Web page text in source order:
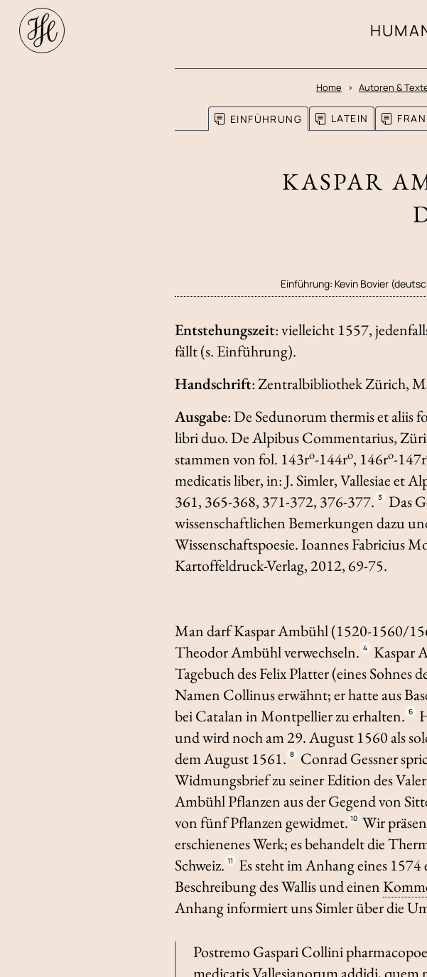
Home Autoren &
EINFÜHRUNG LATEIN
KASPAR
Einführung: Kevin Bovier
Entstehungszeit: vielleicht 1557,
fällt (s. Einführung).
Handschrift: Zentralbibliothek Zürich,
Ausgabe:De Sedunorum thermis et aliis
libri duo. De Alpibus Commentarius,
stammen von fol. 143ro-144ro, 146ro-147r
medicatis liber, in: J. Simler,Vallesiae et
361, 365-368, 371-372, 376-377. 3
Das
wissenschaftlichen Bemerkungen dazu
Wissenschaftspoesie.Ioannes Fabricius
Kartoffeldruck-Verlag, 2012, 69-75.
Man darf Kaspar Ambühl (1520-1560/
Theodor Ambühl verwechseln. 4 Kaspar
Tagebuch des Felix Platter (eines Sohnes
Namen Collinus erwähnt; er hatte aus
bei Catalan in Montpellier zu erhalten. 6
und wird noch am 29. August 1560 als
dem August 1561. 8
Conrad Gessner
Widmungsbrief zu seiner Edition des
Ambühl Pflanzen aus der Gegend von
von fünf Pflanzen gewidmet. 10 Wir
erschienenes Werk; es behandelt die
Schweiz. 11
Es steht im Anhang eines 1574
Beschreibung des Wallis und einen
Anhang informiert uns Simler über die
Postremo Gaspari Collini